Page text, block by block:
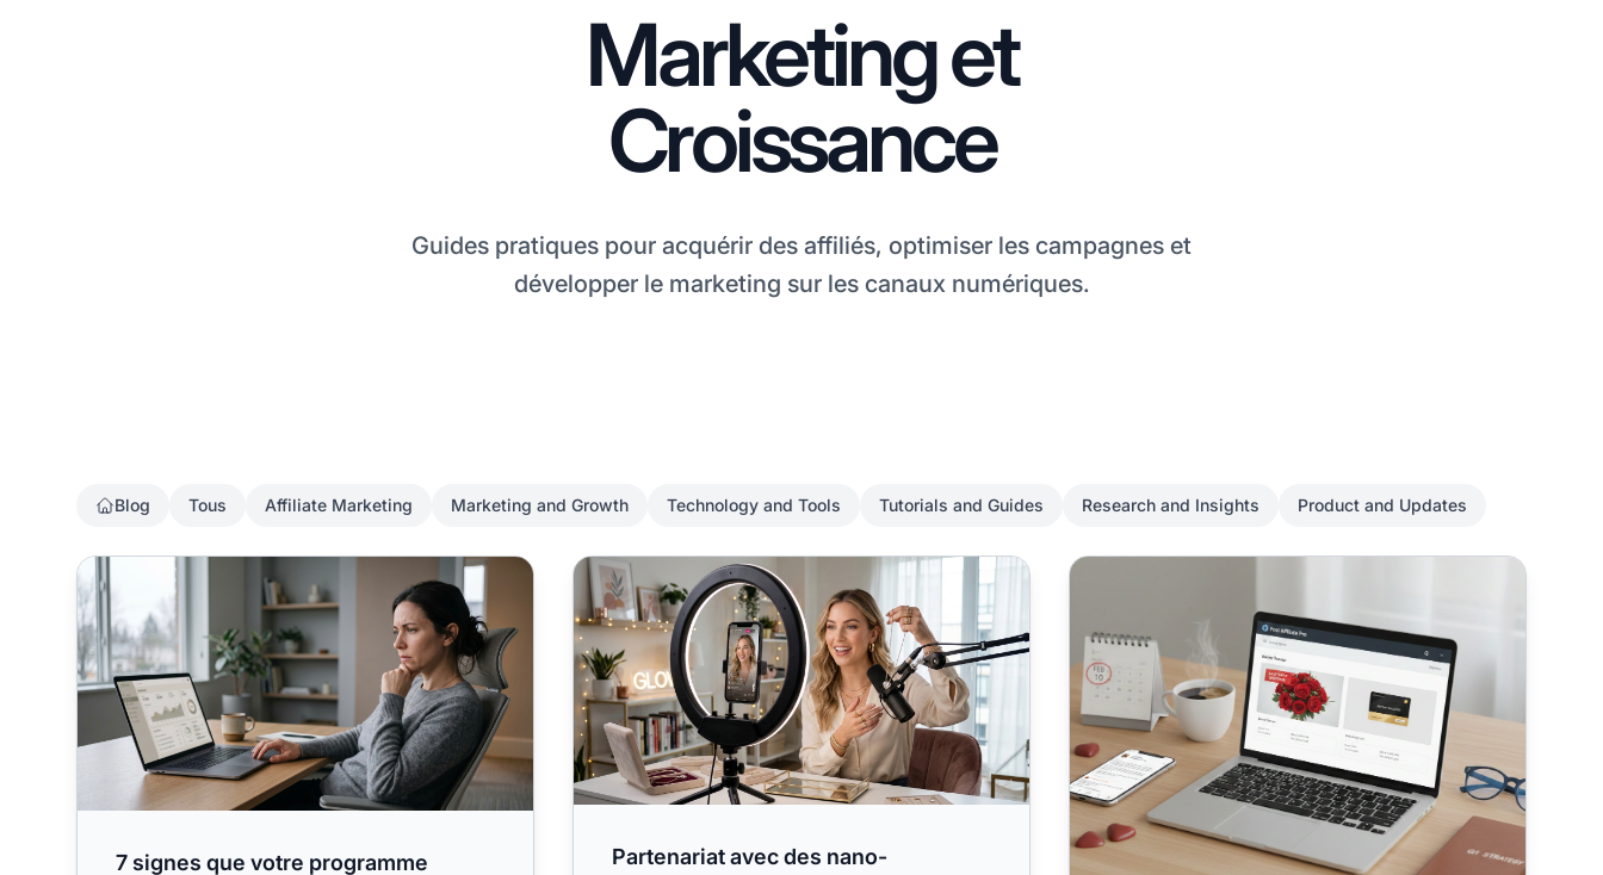
Marketing et
Croissance
Guides pratiques pour acquérir des affiliés, optimiser les campagnes et
développer le marketing sur les canaux numériques.
Blog Tous Affiliate Marketing Marketing and Growth Technology and Tools Tutorials and Guides Research and Insights Product and Updates
7 signes que votre programme d'affiliation a cessé de croître
7 signes que votre programme
Partenariat avec des nano-influenceuses pour la Journée internationale des femmes
Partenariat avec des nano-
Configuration des rotateurs de bannières pour les